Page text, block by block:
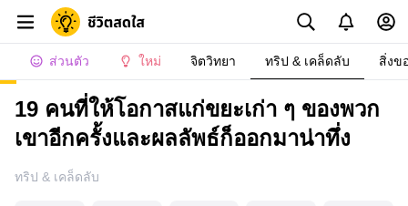
ส่วนตัว ใหม่ จิตวิทยา ทริป & เคล็ดลับ สิ่งข
19 คนที่ให้โอกาสแก่ขยะเก่า ๆ ของพวก
เขาอีกครั้งและผลลัพธ์ก็ออกมาน่าทึ่ง
ทริป & เคล็ดลับ